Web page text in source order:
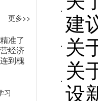
更多>>
准了
经济
到槐
习
建
关
关
设